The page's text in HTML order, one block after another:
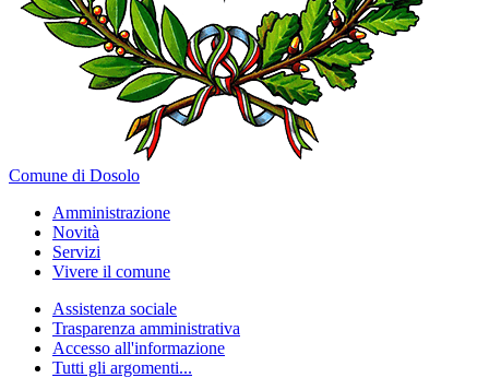
Comune di Dosolo
Amministrazione
Novità
Servizi
Vivere il comune
Assistenza sociale
Trasparenza amministrativa
Accesso all'informazione
Tutti gli argomenti...